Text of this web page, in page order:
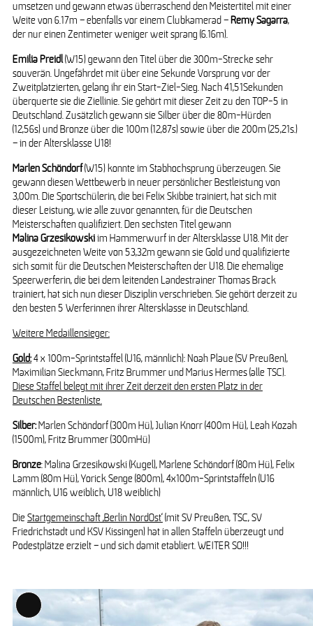
umsetzen und gewann etwas überraschend den Meistertitel mit einer
Weite von 6.17m – ebenfalls vor einem Clubkamerad –Remy Sagarra,
der nur einen Zentimeter weniger weit sprang (6.16m).
Emilia Preidl(W15) gewann den Titel über die 300m-Strecke sehr
souverän. Ungefährdet mit über eine Sekunde Vorsprung vor der
Zweitplatzierten, gelang ihr ein Start-Ziel-Sieg. Nach 41,51Sekunden
überquerte sie die Ziellinie. Sie gehört mit dieser Zeit zu den TOP-5 in
Deutschland. Zusätzlich gewann sie Silber über die 80m-Hürden
(12,56s) und Bronze über die 100m (12,87s) sowie über die 200m (25,21s.)
– in der Altersklasse U18!
Marlen Schöndorf(W15) konnte im Stabhochsprung überzeugen. Sie
gewann diesen Wettbewerb in neuer persönlicher Bestleistung von
3,00m. Die Sportschülerin, die bei Felix Skibbe trainiert, hat sich mit
dieser Leistung, wie alle zuvor genannten, für die Deutschen
Meisterschaften qualifiziert. Den sechsten Titel gewann
MalinaGrzesikowskiim Hammerwurf in der Altersklasse U18. Mit der
ausgezeichneten Weite von 53,32m gewann sie Gold und qualifizierte
sich somit für die Deutschen Meisterschaften der U18. Die ehemalige
Speerwerferin, die bei dem leitenden Landestrainer Thomas Brack
trainiert, hat sich nun dieser Disziplin verschrieben. Sie gehört derzeit zu
den besten 5 Werferinnen ihrer Altersklasse in Deutschland.
Weitere Medaillensieger:
Gold:4 x 100m-Sprintstaffel (U16, männlich): Noah Plaue (SV Preußen),
Maximilian Sieckmann, Fritz Brummer und Marius Hermes (alle TSC).
Diese Staffel belegt mit ihrer Zeit derzeit den ersten Platz in der
Deutschen Bestenliste.
Silber:Marlen Schöndorf (300m Hü), Julian Knorr (400m Hü), Leah Kozah
(1500m), Fritz Brummer (300mHü)
Bronze: Malina Grzesikowski (Kugel), Marlene Schöndorf (80m Hü), Felix
Lamm (80m Hü), Yorick Senge (800m), 4x100m-Sprintstaffeln (U16
männlich, U16 weiblich, U18 weiblich)
Die Startgemeinschaft ‚Berlin NordOst‘(mit SV Preußen, TSC, SV
Friedrichstadt und KSV Kissingen) hat in allen Staffeln überzeugt und
Podestplätze erzielt – und sich damit etabliert. WEITER SO!!!
Long